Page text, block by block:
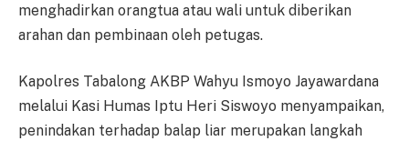
menghadirkan orangtua atau wali untuk diberikan
arahan dan pembinaan oleh petugas.
Kapolres Tabalong AKBP Wahyu Ismoyo Jayawardana
melalui Kasi Humas Iptu Heri Siswoyo menyampaikan,
penindakan terhadap balap liar merupakan langkah